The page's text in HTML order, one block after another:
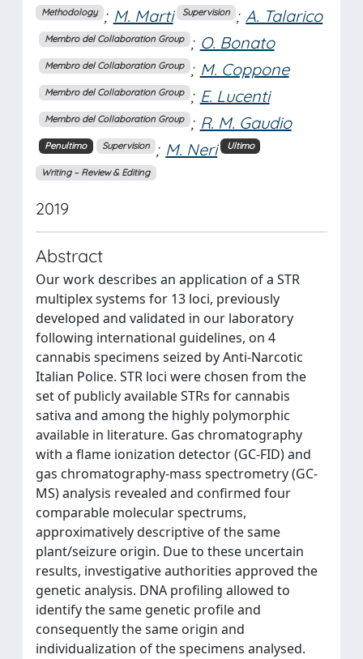
Methodology ; M. Marti Supervision ; A. Talarico
Membro del Collaboration Group ; O. Bonato
Membro del Collaboration Group ; M. Coppone
Membro del Collaboration Group ; E. Lucenti
Membro del Collaboration Group ; R. M. Gaudio
Penultimo Supervision ; M. Neri Ultimo
Writing – Review & Editing
2019
Abstract
Our work describes an application of a STR
multiplex systems for 13 loci, previously
developed and validated in our laboratory
following international guidelines, on 4
cannabis specimens seized by Anti-Narcotic
Italian Police. STR loci were chosen from the
set of publicly available STRs for cannabis
sativa and among the highly polymorphic
available in literature. Gas chromatography
with a flame ionization detector (GC-FID) and
gas chromatography-mass spectrometry (GC-
MS) analysis revealed and confirmed four
comparable molecular spectrums,
approximatively descriptive of the same
plant/seizure origin. Due to these uncertain
results, investigative authorities approved the
genetic analysis. DNA profiling allowed to
identify the same genetic profile and
consequently the same origin and
individualization of the specimens analysed.